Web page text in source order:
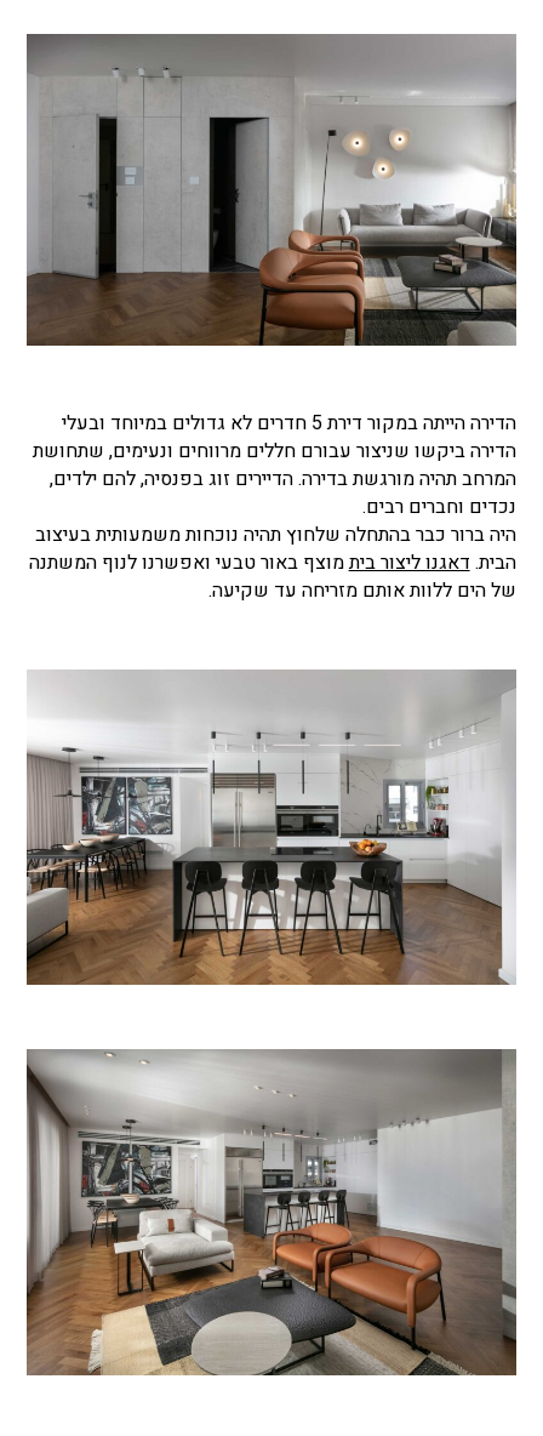
הדירה הייתה במקור דירת 5 חדרים לא גדולים במיוחד ובעלי
הדירה ביקשו שניצור עבורם חללים מרווחים ונעימים, שתחושת
המרחב תהיה מורגשת בדירה. הדיירים זוג בפנסיה, להם ילדים,
נכדים וחברים רבים.
היה ברור כבר בהתחלה שלחוץ תהיה נוכחות משמעותית בעיצוב
הבית.דאגנו ליצור ביתמוצף באור טבעי ואפשרנו לנוף המשתנה
של הים ללוות אותם מזריחה עד שקיעה.